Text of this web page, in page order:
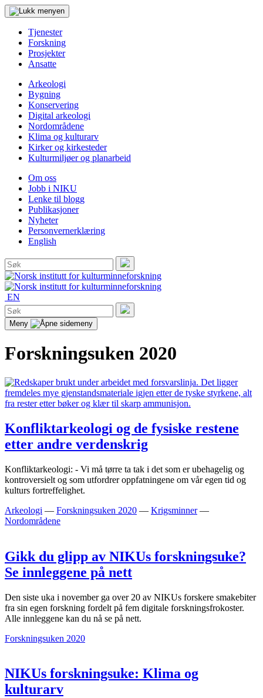
Tjenester
Forskning
Prosjekter
Ansatte
Arkeologi
Bygning
Konservering
Digital arkeologi
Nordområdene
Klima og kulturarv
Kirker og kirkesteder
Kulturmiljøer og planarbeid
Om oss
Jobb i NIKU
Lenke til blogg
Publikasjoner
Nyheter
Personvernerklæring
English
Søk
etter:
Søk
EN
Søk
etter:
Søk
Meny
Forskningsuken 2020
Konfliktarkeologi og de fysiske restene
etter andre verdenskrig
Konfliktarkeologi: - Vi må tørre ta tak i det som er ubehagelig og
kontroversielt og som utfordrer oppfatningene om vår egen tid og
kulturs fortreffelighet.
Arkeologi — Forskningsuken 2020 — Krigsminner —
Nordområdene
Gikk du glipp av NIKUs forskningsuke?
Se innleggene på nett
Den siste uka i november ga over 20 av NIKUs forskere smakebiter
fra sin egen forskning fordelt på fem digitale forskningsfrokoster.
Alle innleggene kan du nå se på nett.
Forskningsuken 2020
NIKUs forskningsuke: Klima og
kulturarv